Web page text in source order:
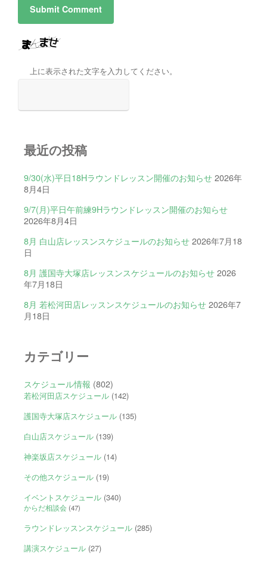
上に表示された文字を入力してください。
最近の投稿
9/30(水)平日18Hラウンドレッスン開催のお知らせ 2026年
8月4日
9/7(月)平日午前練9Hラウンドレッスン開催のお知らせ
2026年8月4日
8月 白山店レッスンスケジュールのお知らせ 2026年7月18
日
8月 護国寺大塚店レッスンスケジュールのお知らせ 2026
年7月18日
8月 若松河田店レッスンスケジュールのお知らせ 2026年7
月18日
カテゴリー
スケジュール情報 (802)
若松河田店スケジュール(142)
護国寺大塚店スケジュール(135)
白山店スケジュール(139)
神楽坂店スケジュール(14)
その他スケジュール(19)
イベントスケジュール(340)
からだ相談会(47)
ラウンドレッスンスケジュール(285)
講演スケジュール(27)